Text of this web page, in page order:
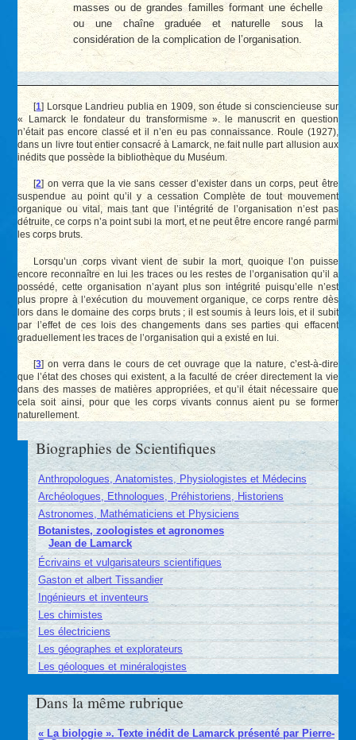
masses ou de grandes familles formant une échelle
ou une chaîne graduée et naturelle sous la
considération de la complication de l’organisation.
[1] Lorsque Landrieu publia en 1909, son étude si consciencieuse sur
« Lamarck le fondateur du transformisme ». le manuscrit en question
n’était pas encore classé et il n’en eu pas connaissance. Roule (1927),
dans un livre tout entier consacré à Lamarck, ne fait nulle part allusion aux
inédits que possède la bibliothèque du Muséum.
[2] on verra que la vie sans cesser d’exister dans un corps, peut être
suspendue au point qu’il y a cessation Complète de tout mouvement
organique ou vital, mais tant que l’intégrité de l’organisation n’est pas
détruite, ce corps n’a point subi la mort, et ne peut être encore rangé parmi
les corps bruts.
Lorsqu’un corps vivant vient de subir la mort, quoique l’on puisse
encore reconnaître en lui les traces ou les restes de l’organisation qu’il a
possédé, cette organisation n’ayant plus son intégrité puisqu’elle n’est
plus propre à l’exécution du mouvement organique, ce corps rentre dès
lors dans le domaine des corps bruts ; il est soumis à leurs lois, et il subit
par l’effet de ces lois des changements dans ses parties qui effacent
graduellement les traces de l’organisation qui a existé en lui.
[3]on verra dans le cours de cet ouvrage que la nature, c’est-à-dire
que l’état des choses qui existent, a la faculté de créer directement la vie
dans des masses de matières appropriées, et qu’il était nécessaire que
cela soit ainsi, pour que les corps vivants connus aient pu se former
naturellement.
Biographies de Scientifiques
Anthropologues, Anatomistes, Physiologistes et Médecins
Archéologues, Ethnologues, Préhistoriens, Historiens
Astronomes, Mathématiciens et Physiciens
Botanistes, zoologistes et agronomes
Jean de Lamarck
Écrivains et vulgarisateurs scientifiques
Gaston et albert Tissandier
Ingénieurs et inventeurs
Les chimistes
Les électriciens
Les géographes et explorateurs
Les géologues et minéralogistes
Dans la même rubrique
« La biologie ». Texte inédit de Lamarck présenté par Pierre-